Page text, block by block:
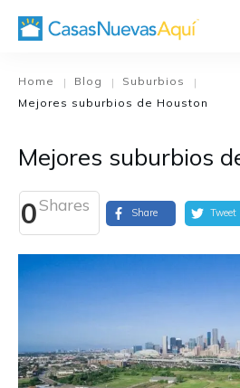
Home | Blog | Suburbios
|
Mejores suburbios de Houston
Mejores suburbios
0Shares Share Tweet